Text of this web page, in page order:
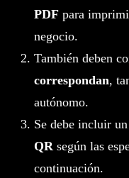
PDF para
negocio.
También deben
correspondan,
autónomo.
Se debe incluir un
QR según las
continuación.